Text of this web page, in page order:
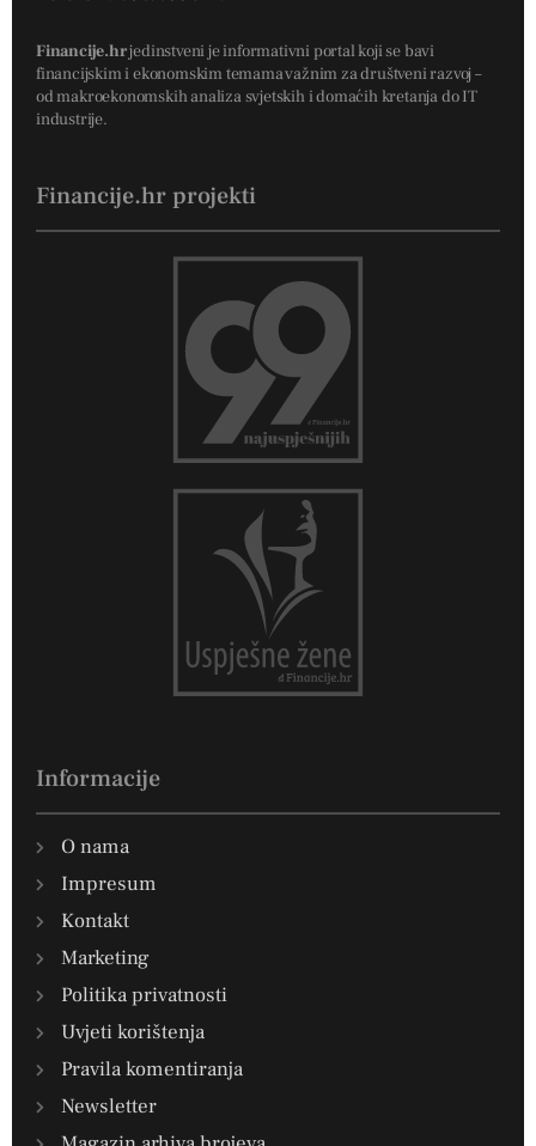
Financije.hrjedinstveni je informativni portal koji se bavi
financijskim i ekonomskim temama važnim za društveni razvoj –
od makroekonomskih analiza svjetskih i domaćih kretanja do IT
industrije.
Financije.hr projekti
Informacije
O nama
Impresum
Kontakt
Marketing
Politika privatnosti
Uvjeti korištenja
Pravila komentiranja
Newsletter